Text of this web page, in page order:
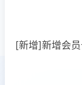
[新增]新增会